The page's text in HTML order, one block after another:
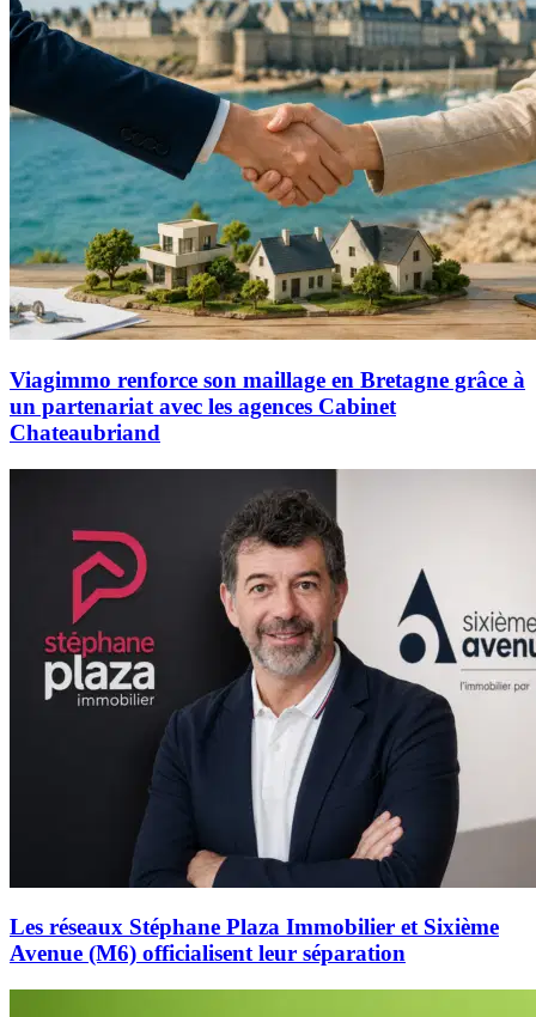
Viagimmo renforce son maillage en Bretagne grâce à
un partenariat avec les agences Cabinet
Chateaubriand
Les réseaux Stéphane Plaza Immobilier et Sixième
Avenue (M6) officialisent leur séparation